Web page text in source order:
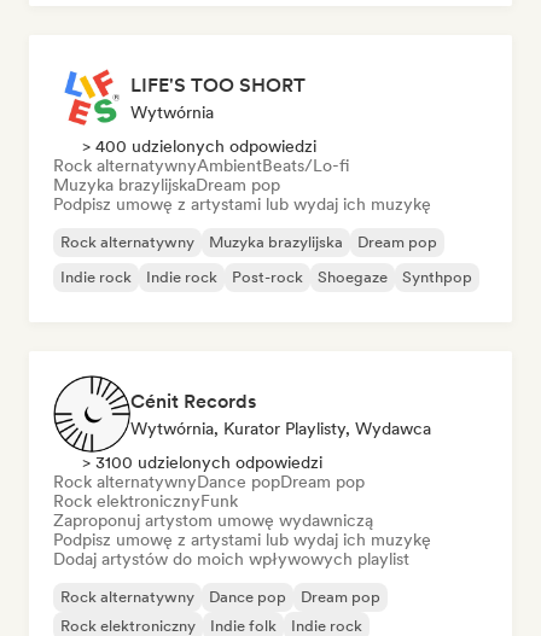
LIFE'S TOO SHORT
Wytwórnia
> 400 udzielonych odpowiedzi
Rock alternatywnyAmbientBeats/Lo-fi
Muzyka brazylijskaDream pop
Podpisz umowę z artystami lub wydaj ich muzykę
Rock alternatywny Muzyka brazylijska
Dream pop
Indie rock
Indie rock Post-rock Shoegaze Synthpop
Cénit Records
Wytwórnia, Kurator Playlisty, Wydawca
> 3100 udzielonych odpowiedzi
Rock alternatywnyDance popDream pop
Rock elektronicznyFunk
Zaproponuj artystom umowę wydawniczą
Podpisz umowę z artystami lub wydaj ich muzykę
Dodaj artystów do moich wpływowych playlist
Rock alternatywny Dance pop
Dream pop
Rock elektroniczny
Indie folk
Indie rock